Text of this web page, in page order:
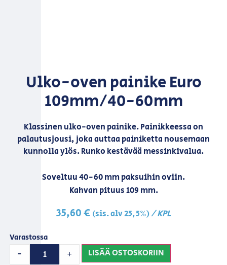
Ulko-oven painike Euro
109mm/40-60mm
Klassinen ulko-oven painike. Painikkeessa on
palautusjousi, joka auttaa painiketta nousemaan
kunnolla ylös. Runko kestävää messinkivalua.
Soveltuu 40-60 mm paksuihin oviin.
Kahvan pituus 109 mm.
35,60€ (sis. alv 25,5%)/ KPL
Varastossa
- + LISÄÄ OSTOSKORIIN